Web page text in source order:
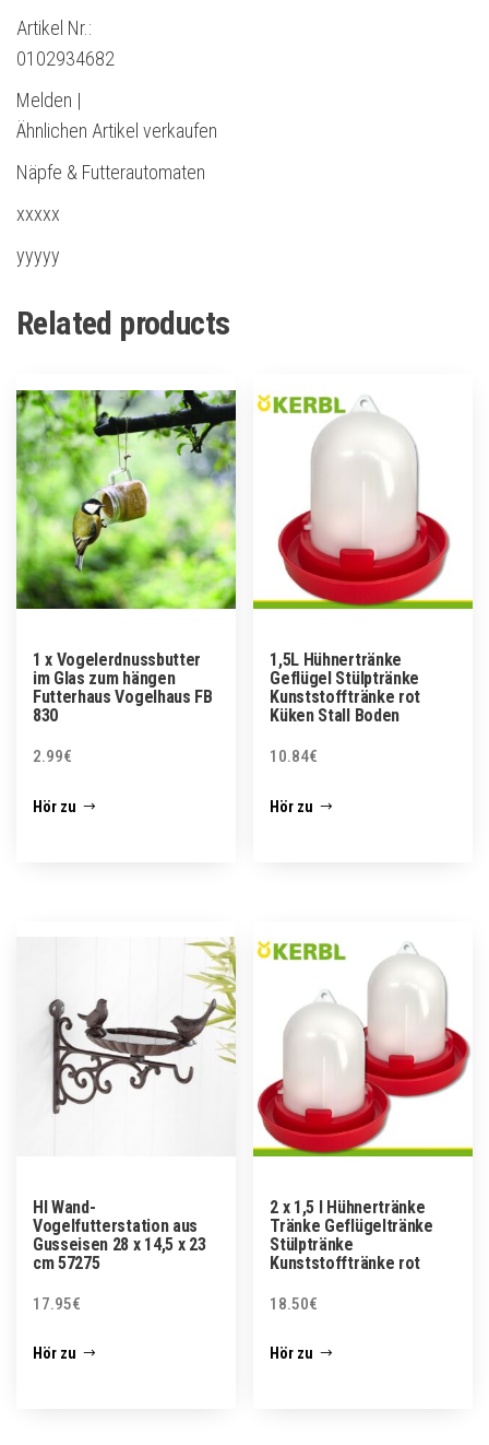
Artikel Nr.:
0102934682
Melden |
Ähnlichen Artikel verkaufen
Näpfe & Futterautomaten
xxxxx
yyyyy
Related products
1 x Vogelerdnussbutter
im Glas zum hängen
Futterhaus Vogelhaus FB
830
2.99€
Hör zu
1,5L Hühnertränke
Geflügel Stülptränke
Kunststofftränke rot
Küken Stall Boden
10.84€
Hör zu
HI Wand-
Vogelfutterstation aus
Gusseisen 28 x 14,5 x 23
cm 57275
17.95€
Hör zu
2 x 1,5 l Hühnertränke
Tränke Geflügeltränke
Stülptränke
Kunststofftränke rot
18.50€
Hör zu